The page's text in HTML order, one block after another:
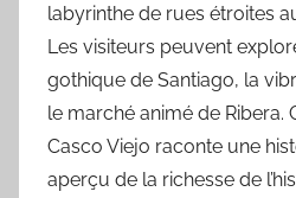
labyrinthe de rues étroites
Les visiteurs peuvent
gothique de Santiago, la
le marché animé de Ribera.
Casco Viejo raconte une
aperçu de la richesse de